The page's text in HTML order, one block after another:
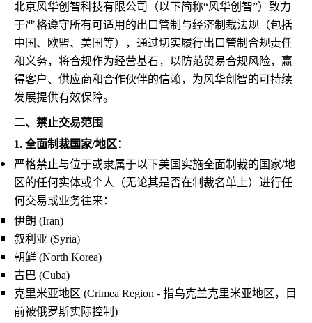
北京风华创智科技有限公司（以下简称“风华创智”）致力
于严格遵守所有可适用的出口管制与经济制裁法规（包括
中国、欧盟、美国等），通过切实履行出口管制合规责任
和义务，将合规作为经营基石，以防范贸易合规风险，赢
得客户、供应商和合作伙伴的信赖，为风华创智的可持续
发展提供有效保障。
二、禁止交易范围
1. 全面制裁国家/地区：
严格禁止与位于或隶属于以下美国实施全面制裁的国家/地
区的任何实体或个人（无论其是否在制裁名单上）进行任
何交易或业务往来：
伊朗 (Iran)
叙利亚 (Syria)
朝鲜 (North Korea)
古巴 (Cuba)
克里米亚地区 (Crimea Region - 指乌克兰克里米亚地区，目
前被俄罗斯实际控制)